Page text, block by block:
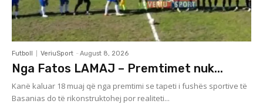
Futboll VeriuSport - August 8, 2026
Nga Fatos LAMAJ – Premtimet nuk...
Kanë kaluar 18 muaj që nga premtimi se tapeti i fushës sportive të
Basanias do të rikonstruktohej por realiteti...